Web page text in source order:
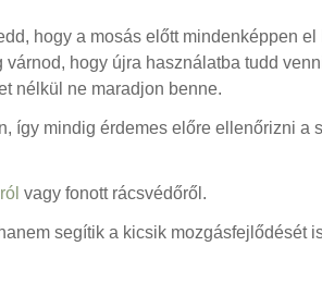
hogy a mosás előtt mindenképpen el
hogy újra használatba tudd
nélkül ne maradjon benne.
így mindig érdemes előre ellenőrizni a
vagy fonott rácsvédőről.
segítik a kicsik mozgásfejlődését